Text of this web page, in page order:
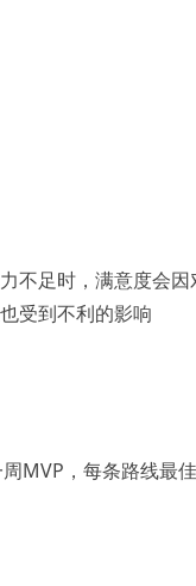
不足时，满意度会
受到不利的影响
MVP，每条路线最